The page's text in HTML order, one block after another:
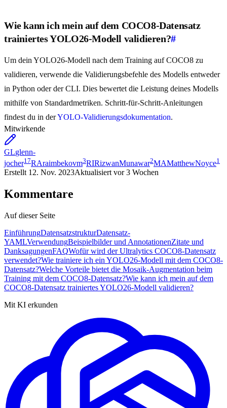
Wie kann ich mein auf dem COCO8-Datensatz
trainiertes YOLO26-Modell validieren?#
Um dein YOLO26-Modell nach dem Training auf COCO8 zu
validieren, verwende die Validierungsbefehle des Modells entweder
in Python oder der CLI. Dies bewertet die Leistung deines Modells
mithilfe von Standardmetriken. Schritt-für-Schritt-Anleitungen
findest du in derYOLO-Validierungsdokumentation.
Mitwirkende
GLglenn-
jocher17RAraimbekovm3RIRizwanMunawar2MAMatthewNoyce1
Erstellt 12. Nov. 2023Aktualisiert vor 3 Wochen
Kommentare
Auf dieser Seite
EinführungDatensatzstrukturDatensatz-
YAMLVerwendungBeispielbilder und AnnotationenZitate und
DanksagungenFAQWofür wird der Ultralytics COCO8-Datensatz
verwendet?Wie trainiere ich ein YOLO26-Modell mit dem COCO8-
Datensatz?Welche Vorteile bietet die Mosaik-Augmentation beim
Training mit dem COCO8-Datensatz?Wie kann ich mein auf dem
COCO8-Datensatz trainiertes YOLO26-Modell validieren?
Mit KI erkunden